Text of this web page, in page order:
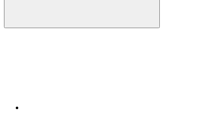
Compartilhar